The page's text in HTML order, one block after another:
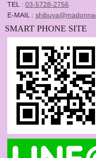
TEL : 03-5728-2756
E-MAIL :
SMART PHONE SITE